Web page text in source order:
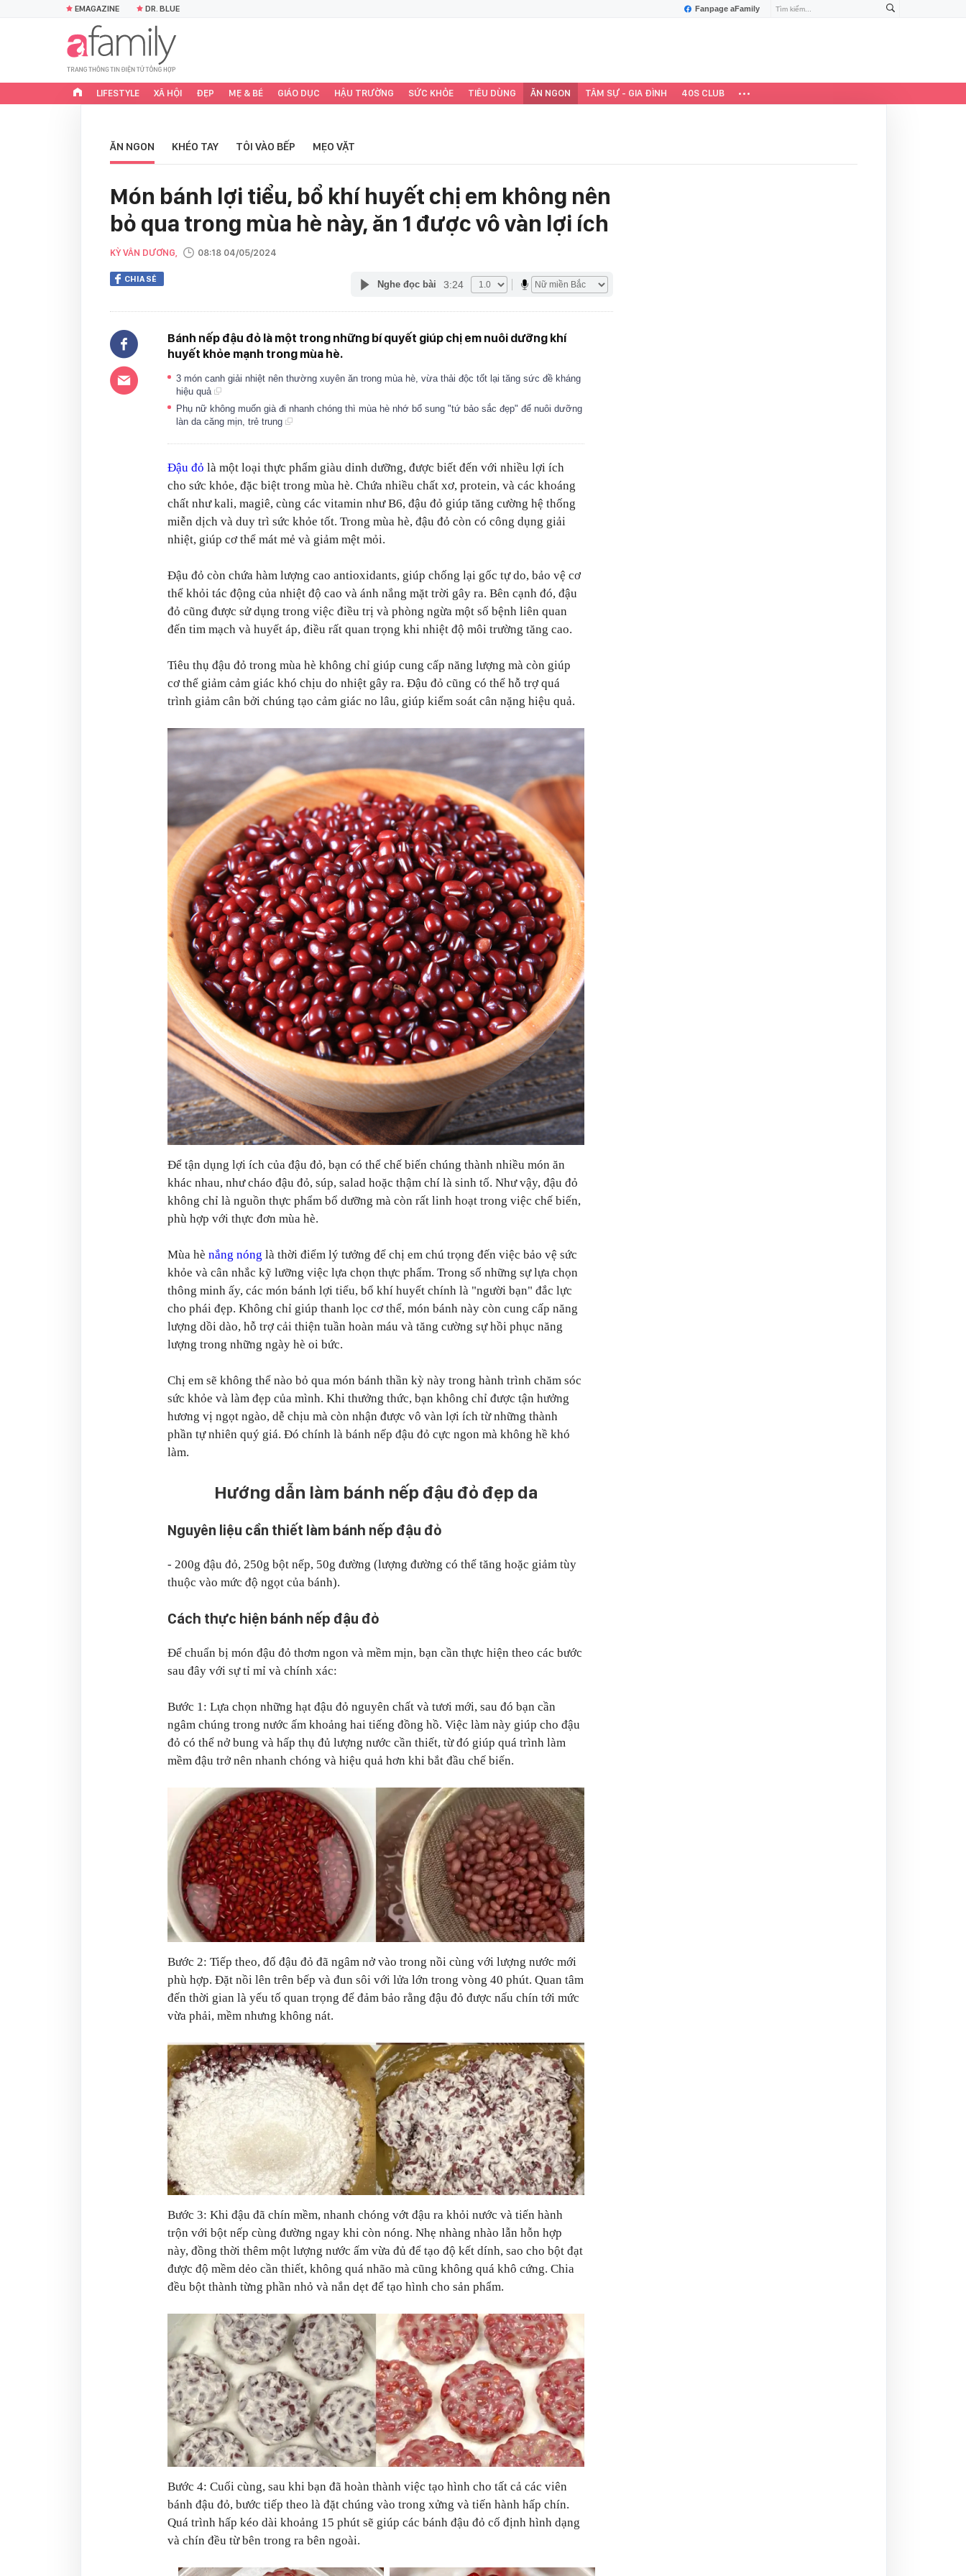
Fanpage aFamily
EMAGAZINE DR. BLUE
LIFESTYLE XÃ HỘI ĐẸP MẸ & BÉ GIÁO DỤC HẬU TRƯỜNG SỨC KHỎE TIÊU DÙNG ĂN NGON TÂM SỰ - GIA ĐÌNH 40S CLUB
ĂN NGON KHÉO TAY TÔI VÀO BẾP MẸO VẶT
Món bánh lợi tiểu, bổ khí huyết chị em không nên
bỏ qua trong mùa hè này, ăn 1 được vô vàn lợi ích
KỲ VÂN DƯƠNG, 08:18 04/05/2024
CHIA SẺ Nghe đọc bài 3:24
Bánh nếp đậu đỏ là một trong những bí quyết giúp chị em nuôi dưỡng khí
huyết khỏe mạnh trong mùa hè.
3 món canh giải nhiệt nên thường xuyên ăn trong mùa hè, vừa thải độc tốt lại tăng sức đề kháng
hiệu quả
Phụ nữ không muốn già đi nhanh chóng thì mùa hè nhớ bổ sung "tứ bảo sắc đẹp" để nuôi dưỡng
làn da căng mịn, trẻ trung
Đậu đỏ là một loại thực phẩm giàu dinh dưỡng, được biết đến với nhiều lợi ích
cho sức khỏe, đặc biệt trong mùa hè. Chứa nhiều chất xơ, protein, và các khoáng
chất như kali, magiê, cùng các vitamin như B6, đậu đỏ giúp tăng cường hệ thống
miễn dịch và duy trì sức khỏe tốt. Trong mùa hè, đậu đỏ còn có công dụng giải
nhiệt, giúp cơ thể mát mẻ và giảm mệt mỏi.
Đậu đỏ còn chứa hàm lượng cao antioxidants, giúp chống lại gốc tự do, bảo vệ cơ
thể khỏi tác động của nhiệt độ cao và ánh nắng mặt trời gây ra. Bên cạnh đó, đậu
đỏ cũng được sử dụng trong việc điều trị và phòng ngừa một số bệnh liên quan
đến tim mạch và huyết áp, điều rất quan trọng khi nhiệt độ môi trường tăng cao.
Tiêu thụ đậu đỏ trong mùa hè không chỉ giúp cung cấp năng lượng mà còn giúp
cơ thể giảm cảm giác khó chịu do nhiệt gây ra. Đậu đỏ cũng có thể hỗ trợ quá
trình giảm cân bởi chúng tạo cảm giác no lâu, giúp kiểm soát cân nặng hiệu quả.
Để tận dụng lợi ích của đậu đỏ, bạn có thể chế biến chúng thành nhiều món ăn
khác nhau, như cháo đậu đỏ, súp, salad hoặc thậm chí là sinh tố. Như vậy, đậu đỏ
không chỉ là nguồn thực phẩm bổ dưỡng mà còn rất linh hoạt trong việc chế biến,
phù hợp với thực đơn mùa hè.
Mùa hè nắng nóng là thời điểm lý tưởng để chị em chú trọng đến việc bảo vệ sức
khỏe và cân nhắc kỹ lưỡng việc lựa chọn thực phẩm. Trong số những sự lựa chọn
thông minh ấy, các món bánh lợi tiểu, bổ khí huyết chính là "người bạn" đắc lực
cho phái đẹp. Không chỉ giúp thanh lọc cơ thể, món bánh này còn cung cấp năng
lượng dồi dào, hỗ trợ cải thiện tuần hoàn máu và tăng cường sự hồi phục năng
lượng trong những ngày hè oi bức.
Chị em sẽ không thể nào bỏ qua món bánh thần kỳ này trong hành trình chăm sóc
sức khỏe và làm đẹp của mình. Khi thưởng thức, bạn không chỉ được tận hưởng
hương vị ngọt ngào, dễ chịu mà còn nhận được vô vàn lợi ích từ những thành
phần tự nhiên quý giá. Đó chính là bánh nếp đậu đỏ cực ngon mà không hề khó
làm.
Hướng dẫn làm bánh nếp đậu đỏ đẹp da
Nguyên liệu cần thiết làm bánh nếp đậu đỏ
- 200g đậu đỏ, 250g bột nếp, 50g đường (lượng đường có thể tăng hoặc giảm tùy
thuộc vào mức độ ngọt của bánh).
Cách thực hiện bánh nếp đậu đỏ
Để chuẩn bị món đậu đỏ thơm ngon và mềm mịn, bạn cần thực hiện theo các bước
sau đây với sự tỉ mỉ và chính xác:
Bước 1: Lựa chọn những hạt đậu đỏ nguyên chất và tươi mới, sau đó bạn cần
ngâm chúng trong nước ấm khoảng hai tiếng đồng hồ. Việc làm này giúp cho đậu
đỏ có thể nở bung và hấp thụ đủ lượng nước cần thiết, từ đó giúp quá trình làm
mềm đậu trở nên nhanh chóng và hiệu quả hơn khi bắt đầu chế biến.
Bước 2: Tiếp theo, đổ đậu đỏ đã ngâm nở vào trong nồi cùng với lượng nước mới
phù hợp. Đặt nồi lên trên bếp và đun sôi với lửa lớn trong vòng 40 phút. Quan tâm
đến thời gian là yếu tố quan trọng để đảm bảo rằng đậu đỏ được nấu chín tới mức
vừa phải, mềm nhưng không nát.
Bước 3: Khi đậu đã chín mềm, nhanh chóng vớt đậu ra khỏi nước và tiến hành
trộn với bột nếp cùng đường ngay khi còn nóng. Nhẹ nhàng nhào lẫn hỗn hợp
này, đồng thời thêm một lượng nước ấm vừa đủ để tạo độ kết dính, sao cho bột đạt
được độ mềm dẻo cần thiết, không quá nhão mà cũng không quá khô cứng. Chia
đều bột thành từng phần nhỏ và nắn dẹt để tạo hình cho sản phẩm.
Bước 4: Cuối cùng, sau khi bạn đã hoàn thành việc tạo hình cho tất cả các viên
bánh đậu đỏ, bước tiếp theo là đặt chúng vào trong xửng và tiến hành hấp chín.
Quá trình hấp kéo dài khoảng 15 phút sẽ giúp các bánh đậu đỏ cố định hình dạng
và chín đều từ bên trong ra bên ngoài.